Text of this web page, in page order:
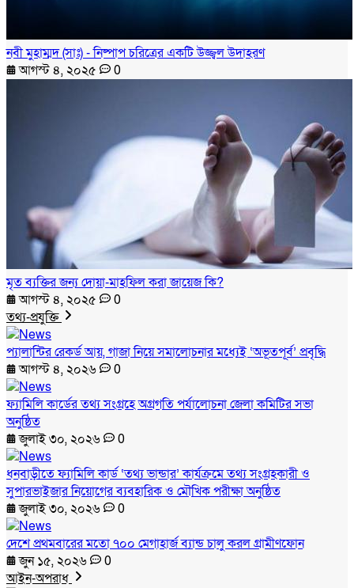
নবী মুহাম্মদ (সাঃ) - নিষ্পাপ চরিত্রের একটি উজ্জ্বল উদাহরণ
আগস্ট ৪, ২০২৫
0
মৃত ব্যক্তির জন্য দোয়া-মাহফিল করা জায়েজ কি?
আগস্ট ৪, ২০২৫
0
তথ্য-প্রযুক্তি
প্যালান্টির রেকর্ড আয়, গাজা নিয়ে সমালোচনার মধ্যেই ‘অভূতপূর্ব’ প্রবৃদ্ধি
আগস্ট ৪, ২০২৬
0
ফ্যামিলি কার্ডের তথ্য সংগ্রহে অগ্রগতি পর্যালোচনা জেলা কমিটির সভা
অনুষ্ঠিত
জুলাই ৩০, ২০২৬
0
ধনবাড়ীতে ফ্যামিলি কার্ড ‘তথ্য ভান্ডার’ কার্যক্রমে তথ্য সংগ্রহকারী ও
সুপারভাইজার নিয়োগের ব্যবহারিক ও মৌখিক পরীক্ষা অনুষ্ঠিত
জুলাই ৩০, ২০২৬
0
দেশে প্রথমবারের মতো ৭০০ মেগাহার্জ ব্যান্ড চালু করল গ্রামীণফোন
জুন ১৫, ২০২৬
0
আইন-অপরাধ